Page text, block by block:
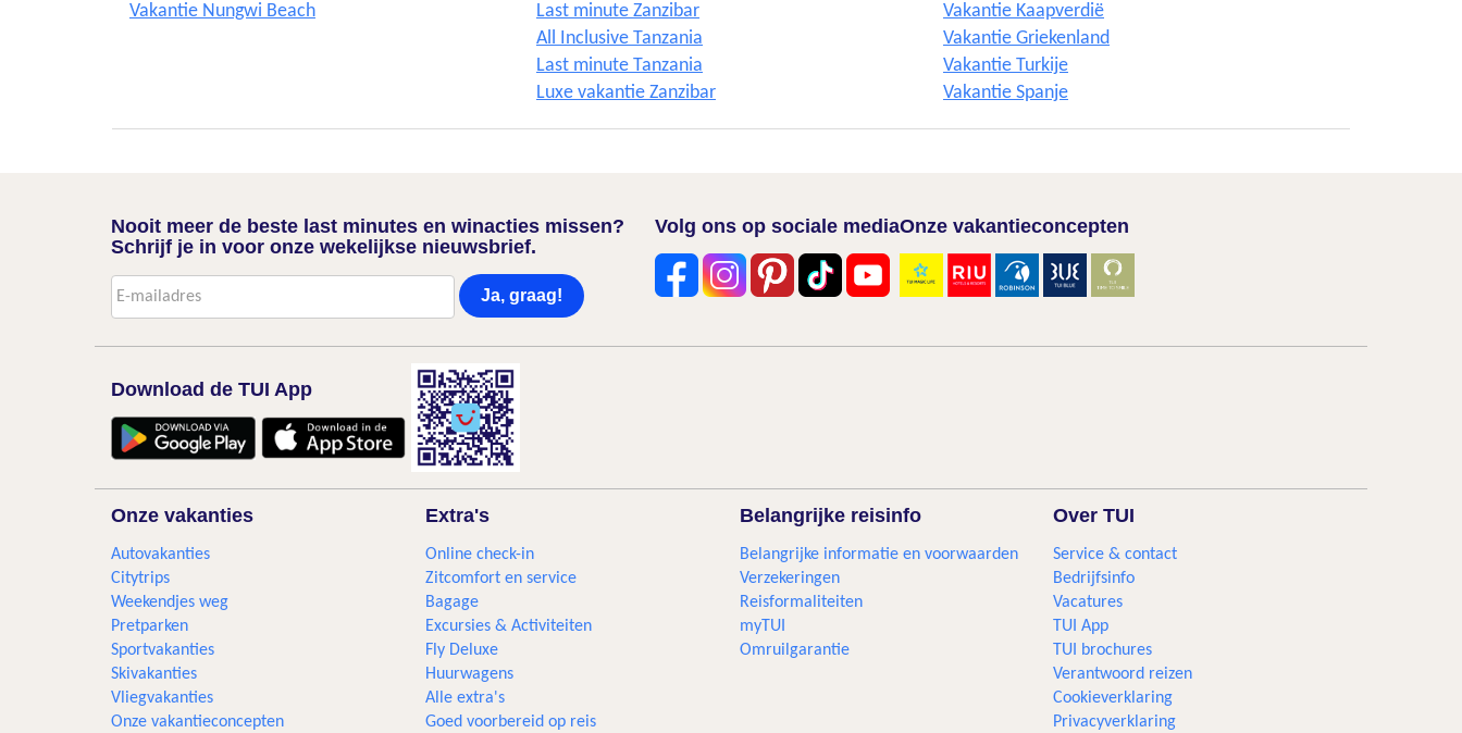
Vakantie Nungwi Beach
Last minute Zanzibar
All Inclusive Tanzania
Last minute Tanzania
Luxe vakantie Zanzibar
Vakantie Kaapverdië
Vakantie Griekenland
Vakantie Turkije
Vakantie Spanje
Nooit meer de beste last minutes en winacties missen?
Schrijf je in voor onze wekelijkse nieuwsbrief.
Ja, graag!
Volg ons op sociale mediaOnze vakantieconcepten
Download de TUI App
Onze vakanties
Autovakanties
Citytrips
Weekendjes weg
Pretparken
Sportvakanties
Skivakanties
Vliegvakanties
Onze vakantieconcepten
Extra's
Online check-in
Zitcomfort en service
Bagage
Excursies & Activiteiten
Fly Deluxe
Huurwagens
Alle extra's
Goed voorbereid op reis
Belangrijke reisinfo
Belangrijke informatie en voorwaarden
Verzekeringen
Reisformaliteiten
myTUI
Omruilgarantie
Over TUI
Service & contact
Bedrijfsinfo
Vacatures
TUI App
TUI brochures
Verantwoord reizen
Cookieverklaring
Privacyverklaring